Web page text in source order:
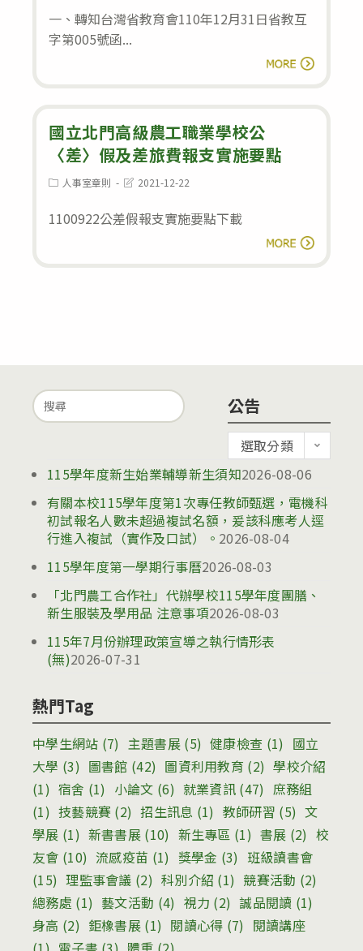
單
一、轉知台灣省教育會110年12月31日省教互
字第005號函...
閱讀全文 台
灣
省
度
會
知
國立北門高級農工職業學校公
〈差〉假及差旅費報支實施要點
Post人事室章則
Post2021-12-22
1100922公差假報支實施要點下載
閱讀全文 國
立
職
業
公
差
施
要
Search
for:
公告
告
選取分類
115學年度新生始業輔導新生須知2026-08-06
有關本校115學年度第1次專任教師甄選，電機科
初試報名人數未超過複試名額，爰該科應考人逕
行進入複試（實作及口試）。 2026-08-04
115學年度第一學期行事曆2026-08-03
「北門農工合作社」代辦學校115學年度團膳、
新生服裝及學用品 注意事項2026-08-03
115年7月份辦理政策宣導之執行情形表
(無)2026-07-31
熱門Tag
中學生網站 (7) 主題書展(5) 健康檢查 (1) 國立
大學 (3) 圖書館 (42) 圖資利用教育 (2) 學校介紹
(1) 宿舍 (1) 小論文 (6) 就業資訊 (47) 庶務組
(1) 技藝競賽 (2) 招生訊息 (1) 教師研習 (5) 文
學展 (1) 新書書展 (10) 新生專區 (1) 書展 (2) 校
友會 (10) 流感疫苗 (1) 獎學金 (3) 班級讀書會
(15) 理監事會議 (2) 科別介紹 (1) 競賽活動 (2)
總務處 (1) 藝文活動 (4) 視力 (2) 誠品閱讀 (1)
身高 (2) 鉅橡書展 (1) 閱讀心得 (7) 閱讀講座